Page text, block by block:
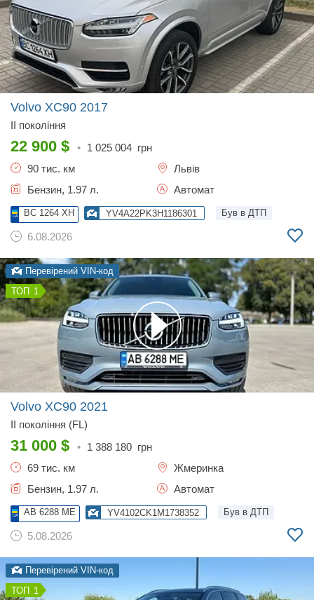
Volvo XC90 2017
II покоління
22 900 $ • 1 025 004 грн
90 тис. км
Львів
Бензин, 1.97 л.
Автомат
BC 1264 XH YV4A22PK3H1186301 Був в ДТП
6.08.2026
Перевірений VIN-код
1
Volvo XC90 2021
II покоління (FL)
31 000 $ • 1 388 180 грн
69 тис. км
Жмеринка
Бензин, 1.97 л.
Автомат
AB 6288 ME YV4102CK1M1738352 Був в ДТП
5.08.2026
Перевірений VIN-код
1